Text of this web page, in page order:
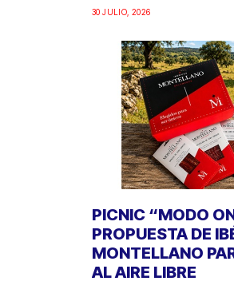
30 JULIO, 2026
PICNIC “MODO
PROPUESTA DE
MONTELLANO
AL AIRE LIBRE